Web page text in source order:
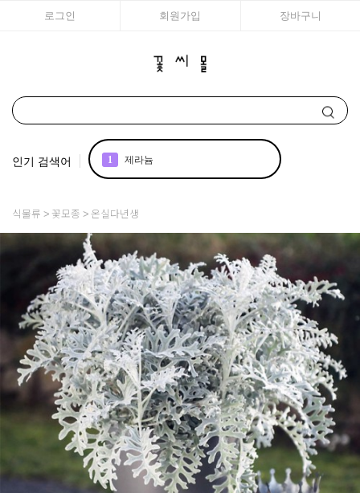
로그인 회원가입 장바구니
인기 검색어 1 제라늄
3 조날
4 아이비
5 리갈
6 매발톱
7 에키네시아
8 아이비 제라늄
9 플록스
식물류 꽃모종 온실다년생